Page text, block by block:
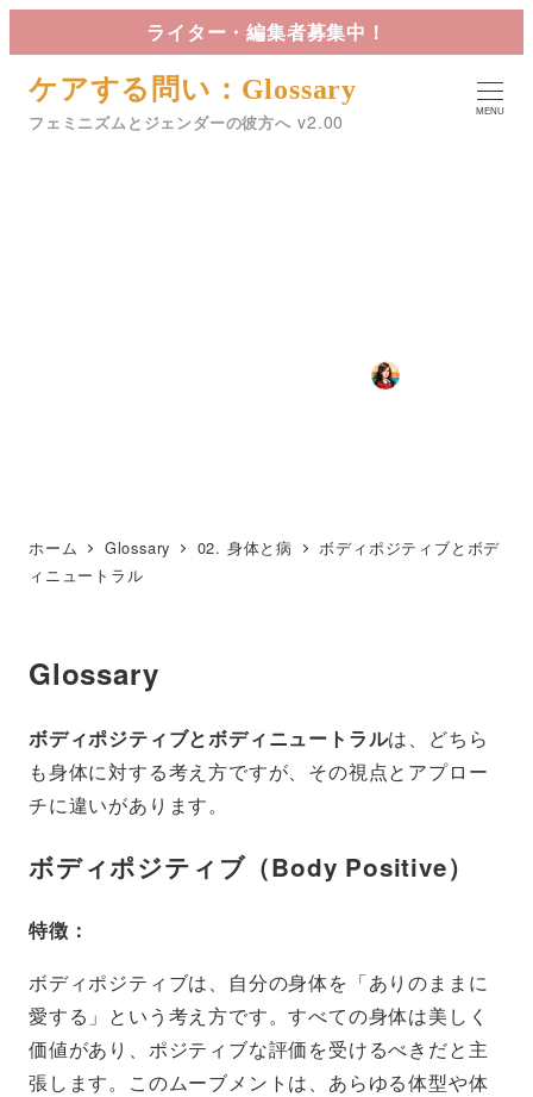
イ
ライター・編集者募集中！
ケアする問い：Glossary
フェミニズムとジェンダーの彼方へ
MENU
著
ホーム Glossary 02. 身体と病
ボディポジティブとボデ
ィニュートラル
Glossary
ボディポジティブとボディニュートラルは、どちら
も身体に対する考え方ですが、その視点とアプロー
チに違いがあります。
ボディポジティブ（Body Positive）
特徴：
ボディポジティブは、自分の身体を「ありのままに
愛する」という考え方です。すべての身体は美しく
価値があり、ポジティブな評価を受けるべきだと主
張します。このムーブメントは、あらゆる体型や体